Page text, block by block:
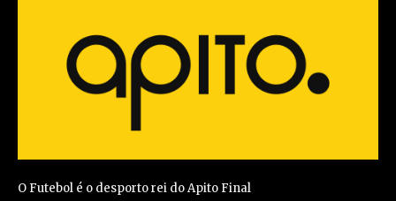
O Futebol é o desporto rei do Apito Final